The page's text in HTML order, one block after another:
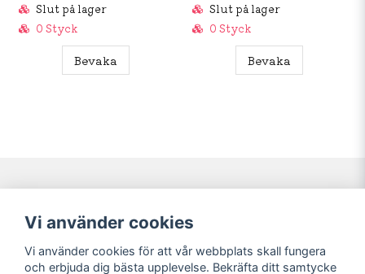
Slut på lager
0 Styck
Bevaka
Slut på lager
0 Styck
Bevaka
Navigering
Nyheter!
Mitt konto
Logga in
Registrera dig
Vi använder cookies
Vi använder cookies för att vår webbplats skall fungera
och erbjuda dig bästa upplevelse. Bekräfta ditt samtycke